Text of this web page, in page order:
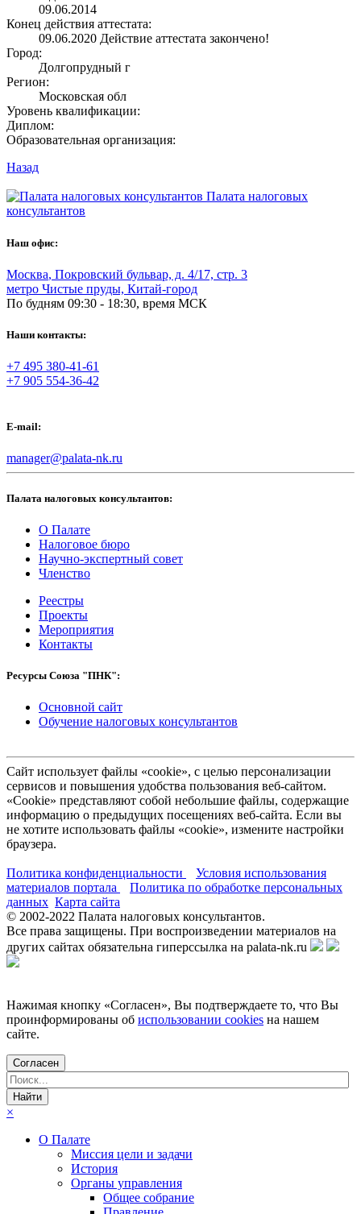
09.06.2014
Конец действия аттестата:
09.06.2020 Действие аттестата закончено!
Город:
Долгопрудный г
Регион:
Московская обл
Уровень квалификации:
Диплом:
Образовательная организация:
Назад
Палата налоговых
консультантов
Наш офис:
Москва, Покровский бульвар, д. 4/17, стр. 3
метро Чистые пруды, Китай-город
По будням 09:30 - 18:30, время МСК
Наши контакты:
+7 495 380-41-61
+7 905 554-36-42
E-mail:
manager@palata-nk.ru
Палата налоговых консультантов:
О Палате
Налоговое бюро
Научно-экспертный совет
Членство
Реестры
Проекты
Мероприятия
Контакты
Ресурсы Союза "ПНК":
Основной сайт
Обучение налоговых консультантов
Сайт использует файлы «cookie», с целью персонализации
сервисов и повышения удобства пользования веб-сайтом.
«Cookie» представляют собой небольшие файлы, содержащие
информацию о предыдущих посещениях веб-сайта. Если вы
не хотите использовать файлы «cookie», измените настройки
браузера.
Политика конфиденциальности
Условия использования
материалов портала
Политика по обработке персональных
данных Карта сайта
© 2002-2022 Палата налоговых консультантов.
Все права защищены. При воспроизведении материалов на
других сайтах обязательна гиперссылка на palata-nk.ru
Нажимая кнопку «Согласен», Вы подтверждаете то, что Вы
проинформированы об использовании cookies на нашем
сайте.
Согласен
×
О Палате
Миссия цели и задачи
История
Органы управления
Общее собрание